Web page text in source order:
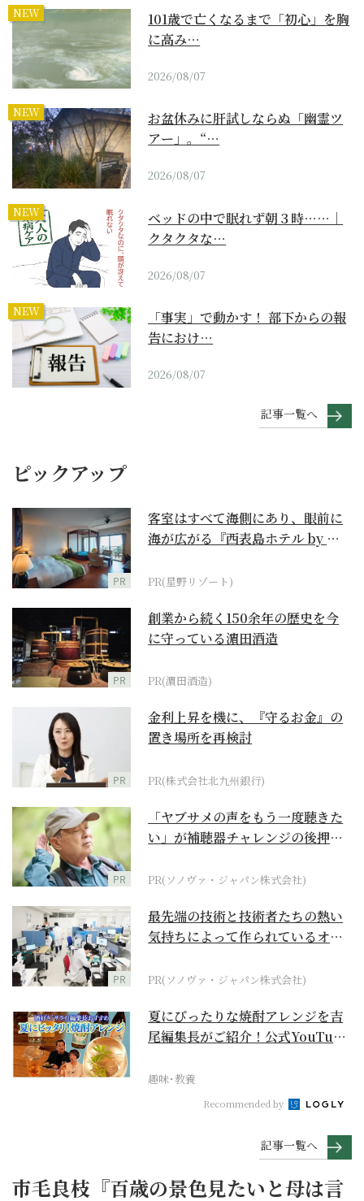
NEW
101歳で亡くなるまで「初心」を胸
に高み…
2026/08/07
NEW
お盆休みに肝試しならぬ「幽霊ツ
アー」。“…
2026/08/07
NEW
ベッドの中で眠れず朝３時……｜
クタクタな…
2026/08/07
NEW
「事実」で動かす！ 部下からの報
告におけ…
2026/08/07
記事一覧へ
ピックアップ
PR
客室はすべて海側にあり、眼前に
海が広がる『西表島ホテル by 星
PR(星野リゾート)
PR
創業から続く150余年の歴史を今
に守っている濵田酒造
PR(濵田酒造)
PR
金利上昇を機に、『守るお金』の
置き場所を再検討
PR(株式会社北九州銀行)
PR
「ヤブサメの声をもう一度聴きた
い」が補聴器チャレンジの後押し
PR(ソノヴァ・ジャパン株式会社)
PR
最先端の技術と技術者たちの熱い
気持ちによって作られているオー
PR(ソノヴァ・ジャパン株式会社)
夏にぴったりな焼酎アレンジを吉
尾編集長がご紹介！公式YouTube
趣味･教養
Recommended by
記事一覧へ
市毛良枝『百歳の景色見たいと母は言